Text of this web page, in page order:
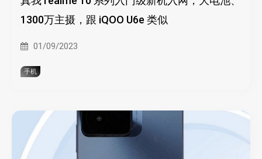
1300万主摄，跟 iQOO U6e 类似
01/09/2023
手机